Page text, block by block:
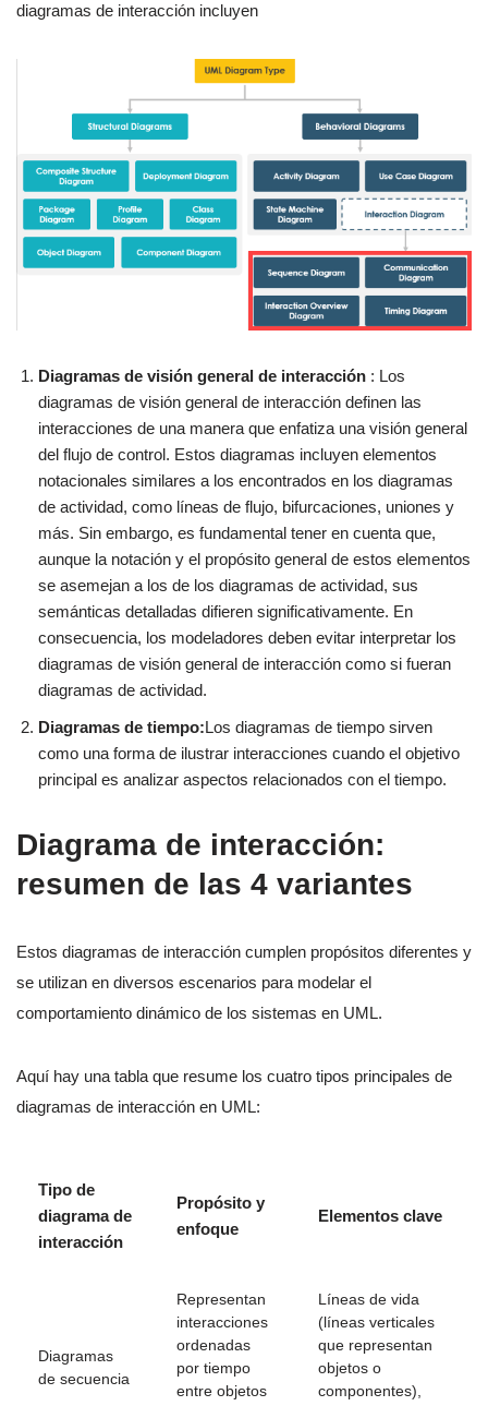
diagramas de interacción incluyen
Diagramas de visión general de interacción : Los
diagramas de visión general de interacción definen las
interacciones de una manera que enfatiza una visión general
del flujo de control. Estos diagramas incluyen elementos
notacionales similares a los encontrados en los diagramas
de actividad, como líneas de flujo, bifurcaciones, uniones y
más. Sin embargo, es fundamental tener en cuenta que,
aunque la notación y el propósito general de estos elementos
se asemejan a los de los diagramas de actividad, sus
semánticas detalladas difieren significativamente. En
consecuencia, los modeladores deben evitar interpretar los
diagramas de visión general de interacción como si fueran
diagramas de actividad.
Diagramas de tiempo:Los diagramas de tiempo sirven
como una forma de ilustrar interacciones cuando el objetivo
principal es analizar aspectos relacionados con el tiempo.
Diagrama de interacción:
resumen de las 4 variantes
Estos diagramas de interacción cumplen propósitos diferentes y
se utilizan en diversos escenarios para modelar el
comportamiento dinámico de los sistemas en UML.
Aquí hay una tabla que resume los cuatro tipos principales de
diagramas de interacción en UML:
Tipo de
diagrama de
interacción
Propósito y
enfoque
Elementos clave
Diagramas
de secuencia
Representan
interacciones
ordenadas
por tiempo
entre objetos
Líneas de vida
(líneas verticales
que representan
objetos o
componentes),